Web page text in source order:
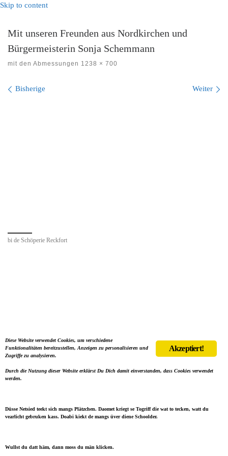
Skip to content
Mit unseren Freunden aus Nordkirchen und
Bürgermeisterin Sonja Schemmann
mit den Abmessungen 1238 × 700
Bilder Navigation
Bisherige Weiter
bi de Schöperie Reckfort
Akzeptiert!
Diese Website verwendet Cookies, um verschiedene
Funktionalitäten bereitzustellen, Anzeigen zu personalisieren und
Zugriffe zu analysieren.
Durch die Nutzung dieser Website erklärst Du Dich damit einverstanden, dass Cookies verwendet
werden.
Düsse Netsied teekt sich mangs Plätzchen. Daomet kriegt se Togriff die wat to tecken, watt du
vearlicht gebruken kass. Doabi kiekt de mangs üver diene Schoolder.
Wullst du datt häm, dann moss du män klicken.